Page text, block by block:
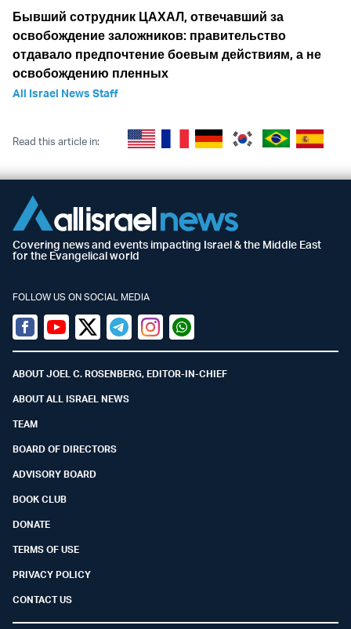
Бывший сотрудник ЦАХАЛ, отвечавший за
освобождение заложников: правительство
отдавало предпочтение боевым действиям, а не
освобождению пленных
All Israel News Staff
Read this article in:
Covering news and events impacting Israel & the Middle East
for the Evangelical world
FOLLOW US ON SOCIAL MEDIA
Facebook
YoutubeTwitter (X)
TelegramInstagramWhatsapp
ABOUT JOEL C. ROSENBERG, EDITOR-IN-CHIEF
ABOUT ALL ISRAEL NEWS
TEAM
BOARD OF DIRECTORS
ADVISORY BOARD
BOOK CLUB
DONATE
TERMS OF USE
PRIVACY POLICY
CONTACT US